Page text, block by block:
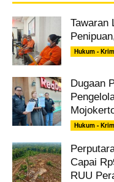
Tawaran
Hukum -
Dugaan
Hukum -
Capai
RUU